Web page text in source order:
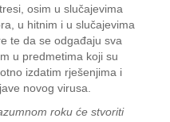
osim u slučajevima
u hitnim i u slučajevima
te da se odgađaju sva
u predmetima koji su
izdatim rješenjima i
novog virusa.
roku će stvoriti